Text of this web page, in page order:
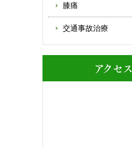
膝痛
交通事故治療
アクセス